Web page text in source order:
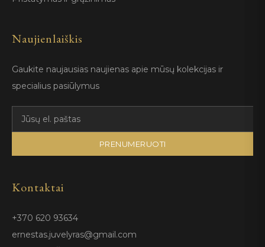
Naujienlaiškis
Gaukite naujausias naujienas apie mūsų kolekcijas ir
specialius pasiūlymus
PRENUMERUOTI
Kontaktai
+370 620 93634
ernestas.juvelyras@gmail.com